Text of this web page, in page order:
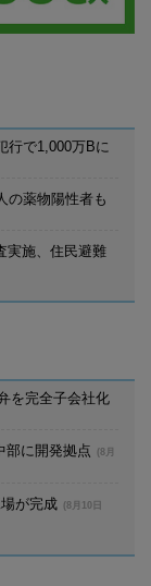
行で1,000万Bに
薬物陽性者も
実施、住民避難
を完全子会社化
部に開発拠点
(8月
が完成
(8月10日